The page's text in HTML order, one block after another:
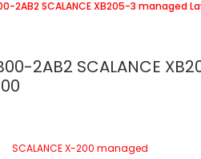
2AB2 SCALANCE XB205-3 managed
2AB2 SCALANCE
SCALANCE X-200 managed